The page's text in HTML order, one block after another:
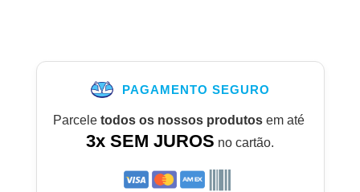
PAGAMENTO SEGURO
Parcele todos os nossos produtosem até
3x SEM JUROS no cartão.